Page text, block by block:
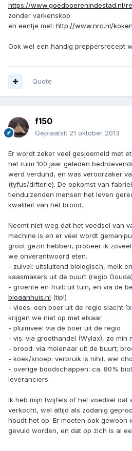
https://www.goedboerenindestad.nl/
zonder varkenskop
en eentje met: http://www.nrc.nl/
Ook wel een handig preppersrecept
Quote
f150
Geplaatst: 21 oktober 2013
Er wordt zeker veel gesjoemeld met
het ruim 100 jaar geleden
werd verdund, en was veroorzaker
(tyfus/difterie). De opkomst van
tienduizenden mensen het leven
kwaliteit van het brood.
Neemt niet weg dat het voedsel van
machine is en er veel wordt
groot gezin hebben, probeer ik
we onverantwoord eten.
- zuivel: uitsluitend biologisch, melk
kaasmakers uit de buurt (regio Gouda)
- groente en fruit: uit tuin, en via de
bioaanhuis.nl (tip!)
- vlees: een boer uit de regio slacht
krijgen we niet op met elkaar
- pluimvee: via de boer uit de regio
- vis: via groothandel (Wylax), zo min
- brood: via molenaar uit de buurt;
- koek/snoep: verbruik is nihil, wel
- overige boodschappen: ca. 80%
leveranciers
Ik heb mijn twijfels of het voedsel
verkocht, wel altijd als zodanig
houdt het op. Er moeten ook gewoon
gevuld worden, en dat op zich is al